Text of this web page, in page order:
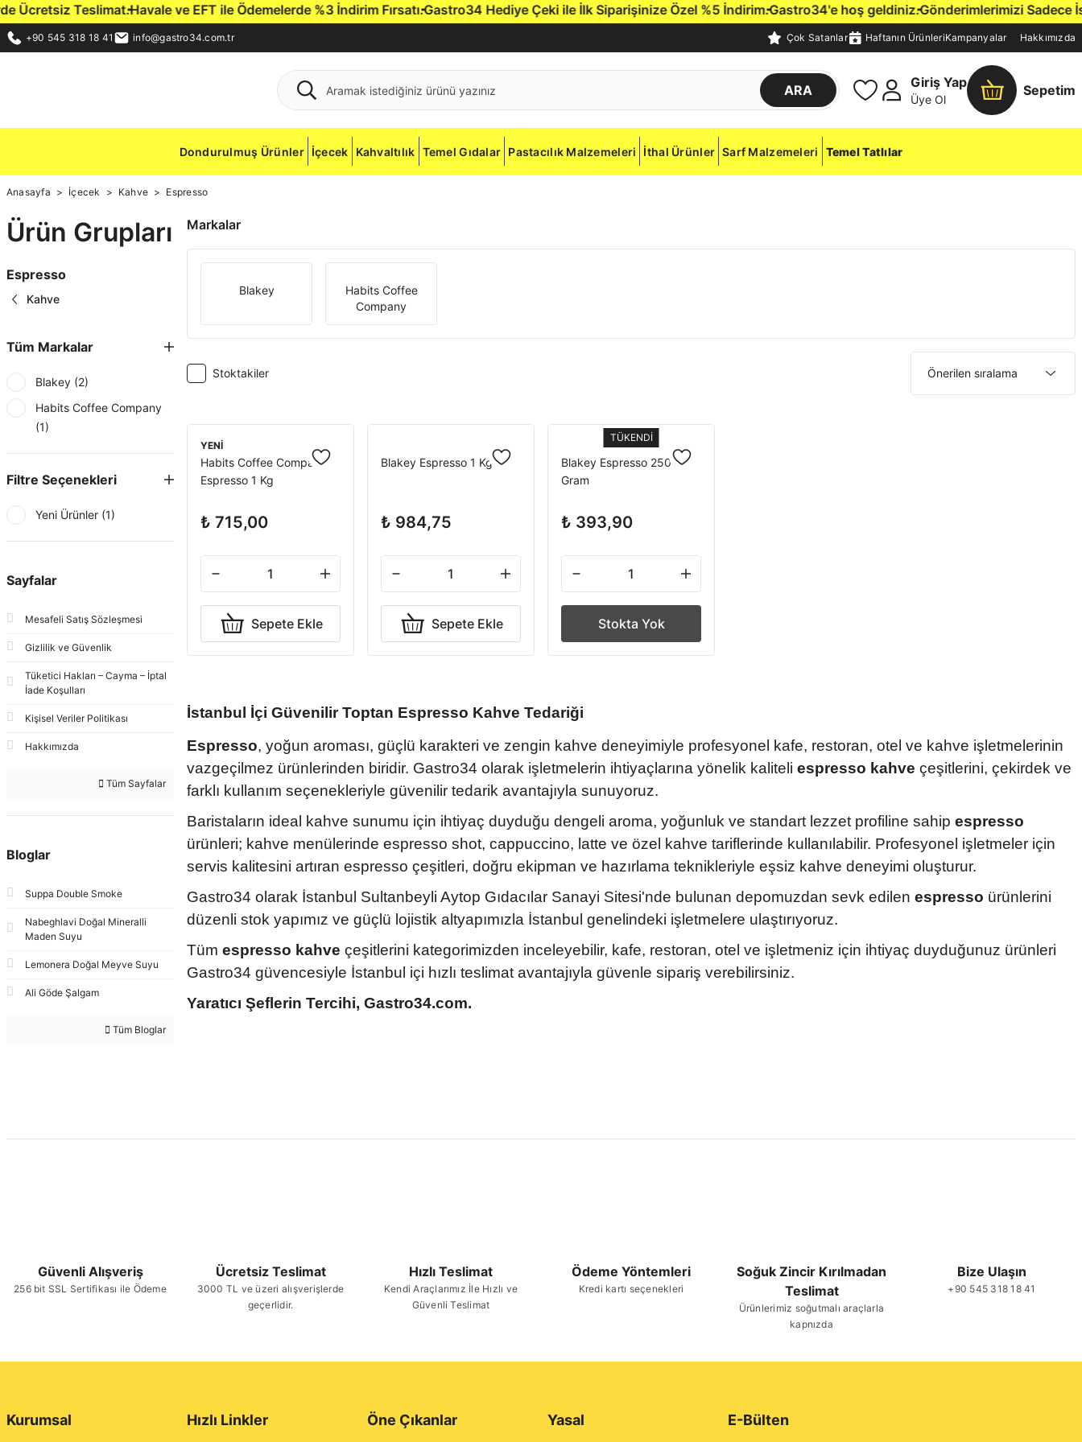
Teslimat.Havale ve EFT ile Ödemelerde %3 İndirim Fırsatı.Gastro34 Hediye Çeki ile İlk Siparişinize Özel %5 İndirim.Gastro34'e hoş geldiniz.Gönderimlerimizi Sadece
+90 545 318 18 41 info@gastro34.com.tr Çok Satanlar Haftanın ÜrünleriKampanyalar Hakkımızda
ARA
Giriş Yap
Üye Ol
Sepetim
Dondurulmuş Ürünler İçecek Kahvaltılık Temel Gıdalar Pastacılık Malzemeleri İthal Ürünler Sarf Malzemeleri Temel Tatlılar
Anasayfa İçecek Kahve Espresso
Ürün Grupları
Espresso
Kahve
Tüm Markalar
Blakey (2)
Habits Coffee Company
(1)
Filtre Seçenekleri
Yeni Ürünler (1)
Sayfalar
Mesafeli Satış Sözleşmesi
Gizlilik ve Güvenlik
Tüketici Hakları – Cayma – İptal
İade Koşulları
Kişisel Veriler Politikası
Hakkımızda
Tüm Sayfalar
Bloglar
Suppa Double Smoke
Nabeghlavi Doğal Mineralli
Maden Suyu
Lemonera Doğal Meyve Suyu
Ali Göde Şalgam
Tüm Bloglar
Markalar
Blakey
Habits Coffee
Company
Stoktakiler
YENİ
Habits Coffee Company
Espresso 1 Kg
₺ 715,00
Sepete Ekle
Blakey Espresso 1 Kg
₺ 984,75
Sepete Ekle
TÜKENDİ
Blakey Espresso 250
Gram
₺ 393,90
Stokta Yok
İstanbul İçi Güvenilir Toptan Espresso Kahve Tedariği
Espresso, yoğun aroması, güçlü karakteri ve zengin kahve deneyimiyle profesyonel kafe, restoran, otel ve kahve işletmelerinin
vazgeçilmez ürünlerinden biridir. Gastro34 olarak işletmelerin ihtiyaçlarına yönelik kaliteli espresso kahve çeşitlerini, çekirdek ve
farklı kullanım seçenekleriyle güvenilir tedarik avantajıyla sunuyoruz.
Baristaların ideal kahve sunumu için ihtiyaç duyduğu dengeli aroma, yoğunluk ve standart lezzet profiline sahip espresso
ürünleri; kahve menülerinde espresso shot, cappuccino, latte ve özel kahve tariflerinde kullanılabilir. Profesyonel işletmeler için
servis kalitesini artıran espresso çeşitleri, doğru ekipman ve hazırlama teknikleriyle eşsiz kahve deneyimi oluşturur.
Gastro34 olarak İstanbul Sultanbeyli Aytop Gıdacılar Sanayi Sitesi'nde bulunan depomuzdan sevk edilen espresso ürünlerini
düzenli stok yapımız ve güçlü lojistik altyapımızla İstanbul genelindeki işletmelere ulaştırıyoruz.
Tüm espresso kahve çeşitlerini kategorimizden inceleyebilir, kafe, restoran, otel ve işletmeniz için ihtiyaç duyduğunuz ürünleri
Gastro34 güvencesiyle İstanbul içi hızlı teslimat avantajıyla güvenle sipariş verebilirsiniz.
Yaratıcı Şeflerin Tercihi, Gastro34.com.
Güvenli Alışveriş
256 bit SSL Sertifikası ile Ödeme
Ücretsiz Teslimat
3000 TL ve üzeri alışverişlerde
geçerlidir.
Hızlı Teslimat
Kendi Araçlarımız İle Hızlı ve
Güvenli Teslimat
Ödeme Yöntemleri
Kredi kartı seçenekleri
Soğuk Zincir Kırılmadan
Teslimat
Ürünlerimiz soğutmalı araçlarla
kapnızda
Bize Ulaşın
+90 545 318 18 41
Kurumsal Hızlı Linkler Öne Çıkanlar Yasal E-Bülten